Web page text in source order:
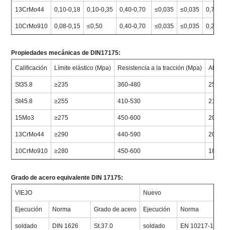
13CrMo44 0,10-0,18 0,10-0,35 0,40-0,70 ≤0,035 ≤0,035 0,70-
10CrMo910 0,08-0,15 ≤0,50 0,40-0,70 ≤0,035 ≤0,035 0,20-
Propiedades mecánicas de DIN17175:
Calificación Límite elástico (Mpa) Resistencia a la tracción (Mpa)
St35.8 ≥235 360-480 25
St45.8 ≥255 410-530 21
15Mo3 ≥275 450-600 20
13CrMo44 ≥290 440-590 20
10CrMo910 ≥280 450-600 18
Grado de acero equivalente DIN 17175:
VIEJO Nuevo
Ejecución Norma Grado de acero Ejecución Norma
soldado DIN 1626 St.37.0 soldado EN 10217-1